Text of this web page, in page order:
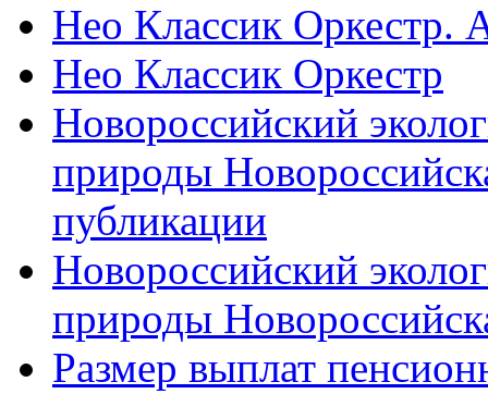
Нео Классик Оркестр.
Нео Классик Оркестр
Новороссийский
природы
публикации
Новороссийский
природы
Размер выплат